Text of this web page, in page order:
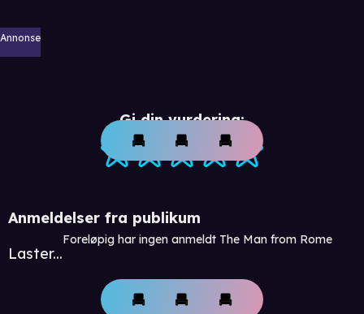
Annonse
Gi din vurdering:
Anmeldelser fra publikum
Laster...
Foreløpig har ingen anmeldt The Man from Rome